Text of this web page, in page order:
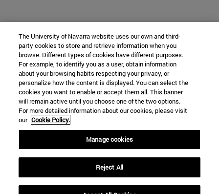
The University of Navarra website uses our own and third-
party cookies to store and retrieve information when you
browse. Different types of cookies have different purposes.
For example, to identify you as a user, obtain information
about your browsing habits respecting your privacy, or
personalize how the content is displayed. You can select the
cookies you want to enable or accept them all. This banner
will remain active until you choose one of the two options.
For more detailed information about our cookies, please visit
our Cookie Policy.
Manage cookies
Reject All